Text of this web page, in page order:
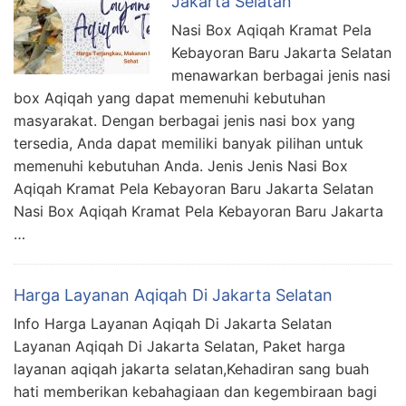
Nasi Box Aqiqah Kramat Pela
Kebayoran Baru Jakarta Selatan
menawarkan berbagai jenis nasi
box Aqiqah yang dapat memenuhi kebutuhan
masyarakat. Dengan berbagai jenis nasi box yang
tersedia, Anda dapat memiliki banyak pilihan untuk
memenuhi kebutuhan Anda. Jenis Jenis Nasi Box
Aqiqah Kramat Pela Kebayoran Baru Jakarta Selatan
Nasi Box Aqiqah Kramat Pela Kebayoran Baru Jakarta
…
Harga Layanan Aqiqah Di Jakarta Selatan
Info Harga Layanan Aqiqah Di Jakarta Selatan
Layanan Aqiqah Di Jakarta Selatan, Paket harga
layanan aqiqah jakarta selatan,Kehadiran sang buah
hati memberikan kebahagiaan dan kegembiraan bagi